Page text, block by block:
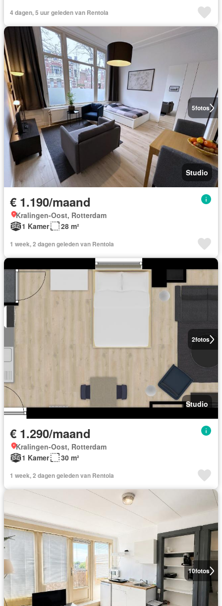
4 dagen, 5 uur geleden van Rentola
5fotos
Studio
€ 1.190/maand
Kralingen-Oost, Rotterdam
1 Kamer
28 m²
1 week, 2 dagen geleden van Rentola
2fotos
Studio
€ 1.290/maand
Kralingen-Oost, Rotterdam
1 Kamer
30 m²
1 week, 2 dagen geleden van Rentola
10fotos